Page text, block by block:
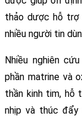
thảo dược hỗ trợ
nhiều người tin
Nhiều nghiên
phần matrine và
thần kinh tim, hỗ
nhịp và thúc đẩy